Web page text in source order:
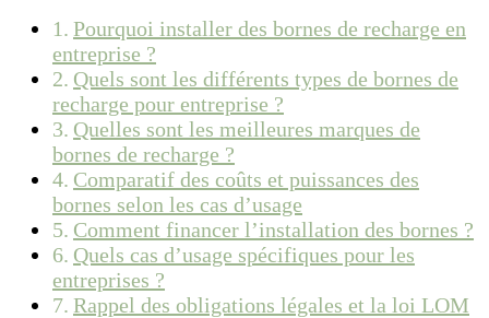
Pourquoi installer des bornes de recharge en
entreprise ?
Quels sont les différents types de bornes de
recharge pour entreprise ?
Quelles sont les meilleures marques de
bornes de recharge ?
Comparatif des coûts et puissances des
bornes selon les cas d’usage
Comment financer l’installation des bornes ?
Quels cas d’usage spécifiques pour les
entreprises ?
Rappel des obligations légales et la loi LOM